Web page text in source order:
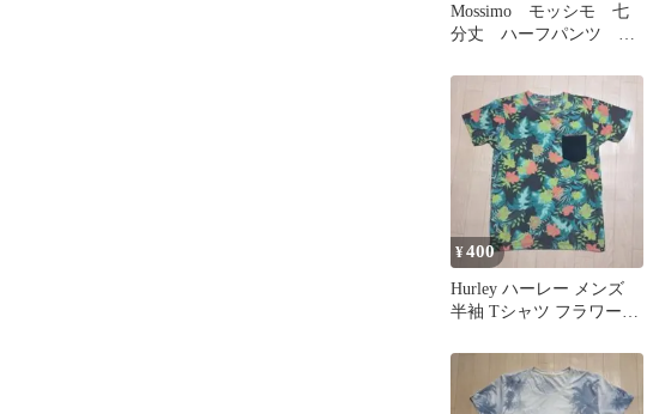
Mossimo モッシモ 七
分丈 ハーフパンツ 膝
100%
¥400
Hurley ハーレー メンズ
半袖 Tシャツ フラワー